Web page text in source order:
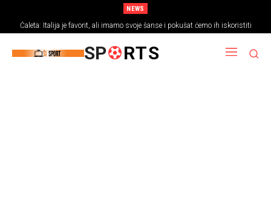
NEWS
Ćaleta: Italija je favorit, ali imamo svoje šanse i pokušat ćemo ih iskoristiti
SP RTS